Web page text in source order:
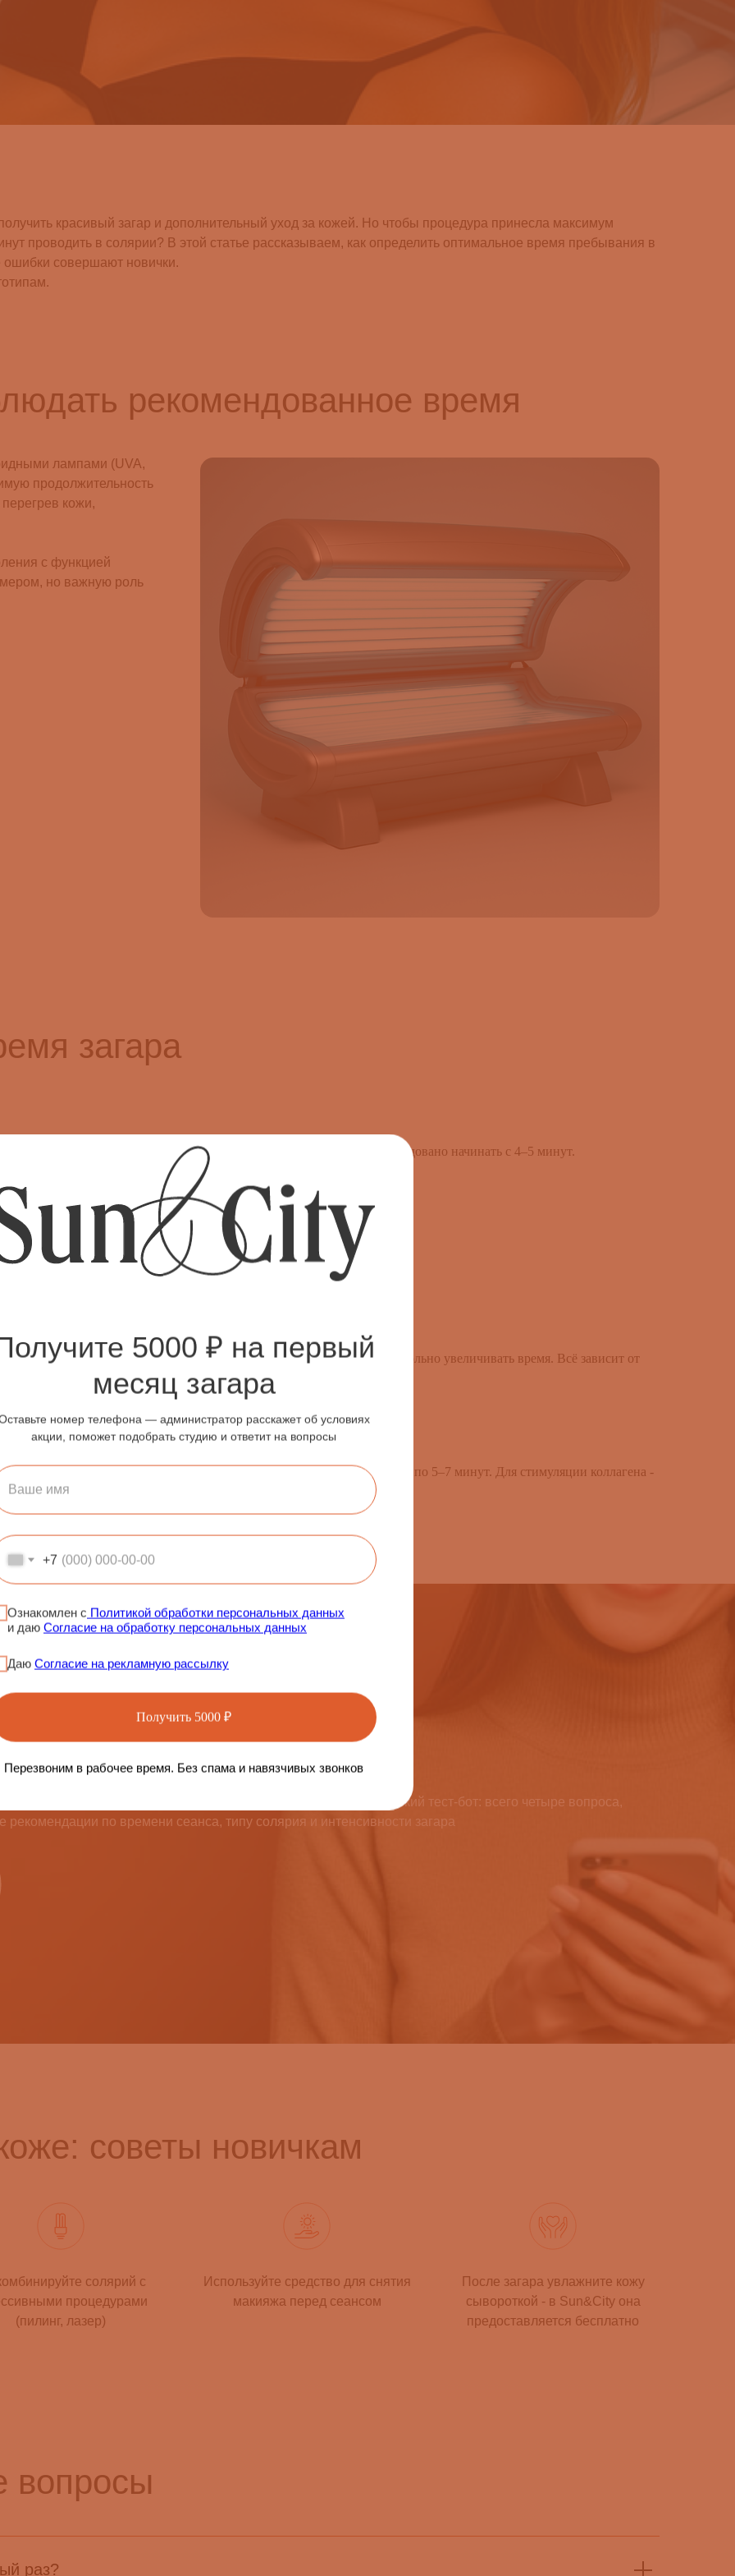
красивый загар и дополнительный уход за кожей. Но чтобы процедура принесла максимум
проводить в солярии? В этой статье рассказываем, как определить оптимальное время пребывания в
ошибки совершают новички.
рекомендованное время
лампами (UVA,
продолжительность
кожи,
с функцией
но важную роль
загара
глаза) загорают медленно и легко получают ожоги. Им рекомендовано начинать с 4–5 минут.
волосы) безопасное стартовое время - 6–8 минут.
длительность можно увеличить до 10–12 минут.
кожу за счёт красного спектра. Но это не значит, что можно бесконтрольно увеличивать время. Всё зависит от
по 6–10 минут. Для поддержания загара - 1–2 визита в неделю по 5–7 минут. Для стимуляции коллагена -
и получите
в загаре без мифов и лишних советов. Мы сделали короткий тест-бот: всего четыре вопроса,
по времени сеанса, типу солярия и интенсивности загара
советы новичкам
солярий с
процедурами
(пилинг, лазер)
Используйте средство для снятия
макияжа перед сеансом
После загара увлажните кожу
сывороткой - в Sun&City она
предоставляется бесплатно
вопросы
раз?
5000 ₽ на первый
месяц загара
номер телефона — администратор расскажет об условиях
акции, поможет подобрать студию и ответит на вопросы
+7
Ознакомлен с Политикой обработки персональных данных
и даю Согласие на обработку персональных данных
Даю Согласие на рекламную рассылку
Получить 5000 ₽
Перезвоним в рабочее время. Без спама и навязчивых звонков